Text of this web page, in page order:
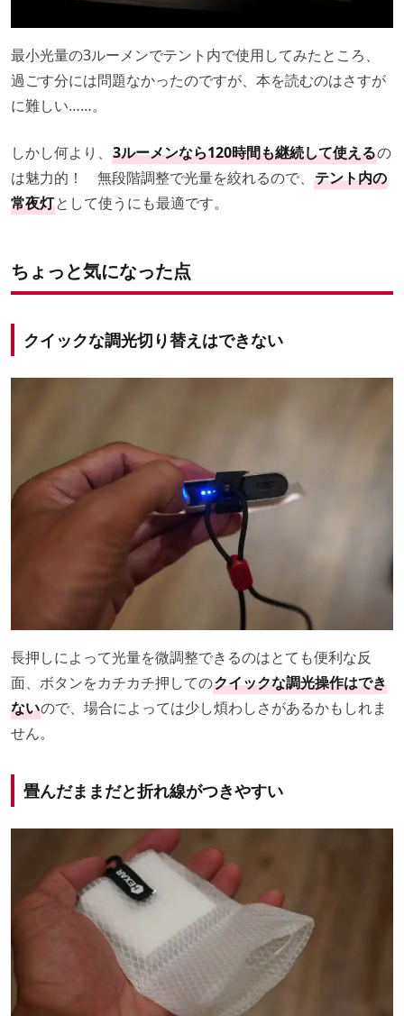
最小光量の3ルーメンでテント内で使用してみたところ、
過ごす分には問題なかったのですが、本を読むのはさすが
に難しい……。
しかし何より、 3ルーメンなら120時間も継続して使えるの
は魅力的！ 無段階調整で光量を絞れるので、 テント内の
常夜灯として使うにも最適です。
ちょっと気になった点
クイックな調光切り替えはできない
長押しによって光量を微調整できるのはとても便利な反
面、ボタンをカチカチ押してのクイックな調光操作はでき
ないので、場合によっては少し煩わしさがあるかもしれま
せん。
畳んだままだと折れ線がつきやすい